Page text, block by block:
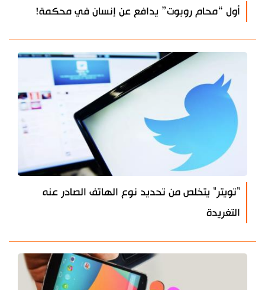
أول “محام روبوت” يدافع عن إنسان في محكمة!
"تويتر" يتخلص من تحديد نوع الهاتف الصادر عنه
التغريدة